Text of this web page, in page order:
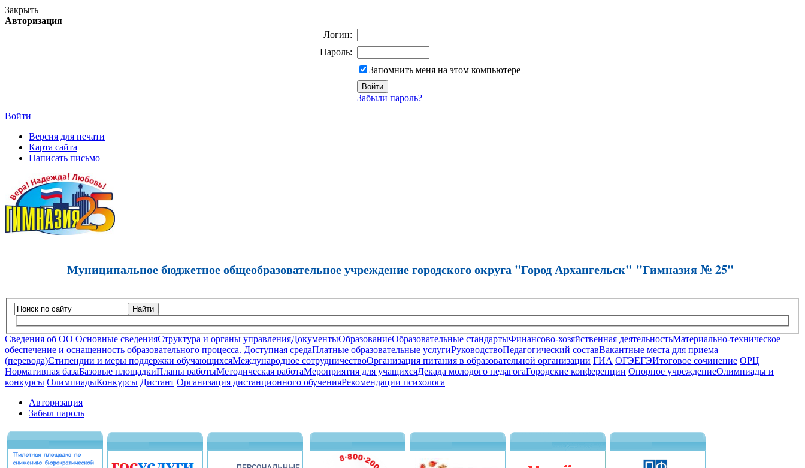
Закрыть
Авторизация
Логин:
Пароль:
Запомнить меня на этом компьютере
Забыли пароль?
Войти
Версия для печати
Карта сайта
Написать письмо
Муниципальное бюджетное общеобразовательное учреждение городского округа "Город Архангельск" "Гимназия № 25"
Найти
Сведения об ОО Основные сведенияСтруктура и органы управленияДокументыОбразованиеОбразовательные стандартыФинансово-хозяйственная деятельностьМатериально-техническое
обеспечение и оснащенность образовательного процесса. Доступная средаПлатные образовательные услугиРуководствоПедагогический составВакантные места для приема
(перевода)Стипендии и меры поддержки обучающихсяМеждународное сотрудничествоОрганизация питания в образовательной организации ГИА ОГЭЕГЭИтоговое сочинение ОРЦ
Нормативная базаБазовые площадкиПланы работыМетодическая работаМероприятия для учащихсяДекада молодого педагогаГородские конференции Опорное учреждениеОлимпиады и
конкурсы ОлимпиадыКонкурсы Дистант Организация дистанционного обученияРекомендации психолога
Авторизация
Забыл пароль